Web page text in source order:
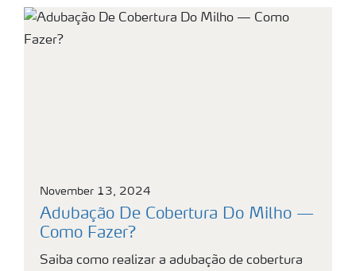
November 13, 2024
Adubação De Cobertura Do Milho —
Como Fazer?
Saiba como realizar a adubação de cobertura